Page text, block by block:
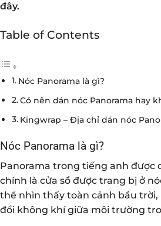
đây.
Table of Contents
Nóc Panorama là gì?
Có nên dán nóc Panorama hay
Kingwrap – Địa chỉ dán nóc
Nóc Panorama là gì?
Panorama trong tiếng anh được
chính là cửa sổ được trang bị ở
thể nhìn thấy toàn cảnh bầu trời,
đổi không khí giữa môi trường